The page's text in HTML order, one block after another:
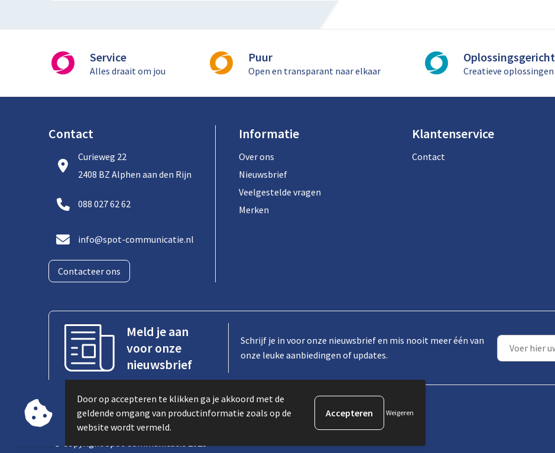
Service
Alles draait om jou
Puur
Open en transparant naar elkaar
Oplossingsgericht
Creatieve oplossingen
Contact
Curieweg 22
2408 BZ Alphen aan den Rijn
088 027 62 62
info@spot-communicatie.nl
Contacteer ons
Informatie
Over ons
Nieuwsbrief
Veelgestelde vragen
Merken
Klantenservice
Contact
Meld je aan
voor onze
nieuwsbrief
Schrijf je in voor onze nieuwsbrief en mis nooit meer één van
onze leuke aanbiedingen of updates.
Door op accepteren te klikken ga je akkoord met de
geldende omgang van productinformatie zoals op de
website wordt vermeld.
Weigeren